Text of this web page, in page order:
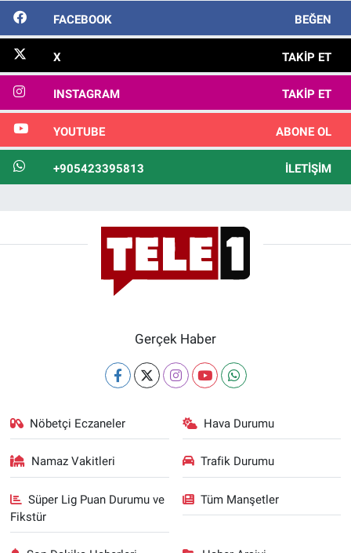
FACEBOOK BEĞEN
X TAKIP ET
INSTAGRAM TAKIP ET
YOUTUBE ABONE OL
+905423395813 İLETIŞIM
Gerçek Haber
Nöbetçi Eczaneler Hava Durumu
Namaz Vakitleri Trafik Durumu
Süper Lig Puan Durumu ve
Fikstür
Tüm Manşetler